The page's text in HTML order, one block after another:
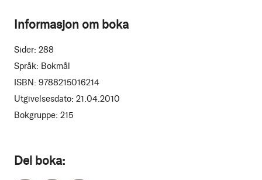
Del boka:
Informasjon om boka
Sider: 288
Språk: Bokmål
ISBN: 9788215016214
Utgivelsesdato: 21.04.2010
Bokgruppe: 215